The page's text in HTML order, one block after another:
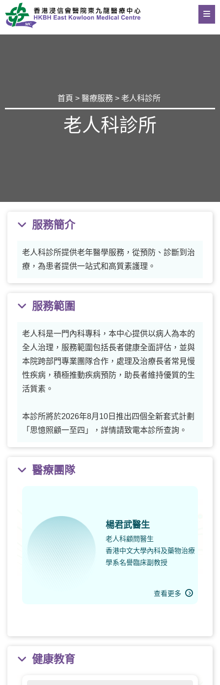
首頁 > 醫療服務> 老人科診所
老人科診所
服務簡介
老人科診所提供老年醫學服務，從預防、診斷到治
療，為患者提供一站式和高質素護理。
服務範圍
老人科是一門內科專科，本中心提供以病人為本的
全人治理，服務範圍包括長者健康全面評估，並與
本院跨部門專業團隊合作，處理及治療長者常見慢
性疾病，積極推動疾病預防，助長者維持優質的生
活質素。
本診所將於2026年8月10日推出四個全新套式計劃
「思憶照顧一至四」，詳情請致電本診所查詢。
醫療團隊
楊君武醫生
老人科顧問醫生
香港中文大學內科及藥物治療
學系名譽臨床副教授
查看更多
健康教育